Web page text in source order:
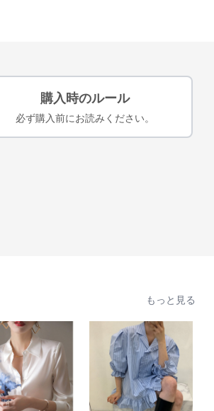
購入時のルール
必ず購入前にお読みください。
もっと見る